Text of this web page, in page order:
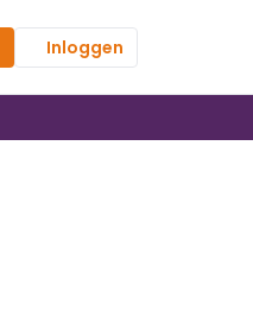
Inloggen